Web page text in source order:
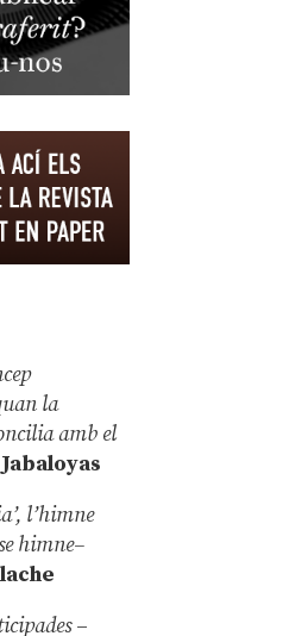
la
amb el
l’himne
himne–
–